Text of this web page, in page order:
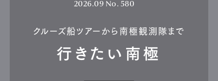
2026.09 No. 580
クルーズ船ツアーから南極観測隊まで
行きたい南極